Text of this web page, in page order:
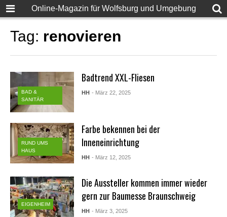
Online-Magazin für Wolfsburg und Umgebung
Tag: renovieren
BAD &
SANITÄR
Badtrend XXL-Fliesen
HH - März 22, 2025
RUND UMS
HAUS
Farbe bekennen bei der
Inneneinrichtung
HH - März 12, 2025
EIGENHEIM
Die Aussteller kommen immer wieder
gern zur Baumesse Braunschweig
HH - März 3, 2025